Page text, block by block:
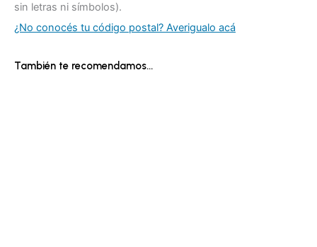
sin letras ni símbolos).
¿No conocés tu código postal? Averigualo acá
También te recomendamos…